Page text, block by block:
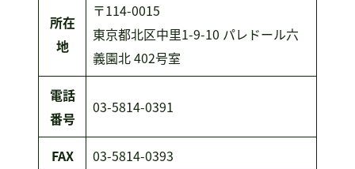
所在
地
〒114-0015
東京都北区中里1-9-10 パレドール六
義園北 402号室
電話
番号
03-5814-0391
FAX 03-5814-0393